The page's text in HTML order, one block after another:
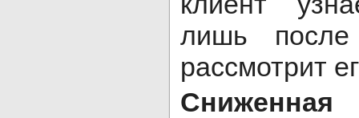
лишь
рассмотрит